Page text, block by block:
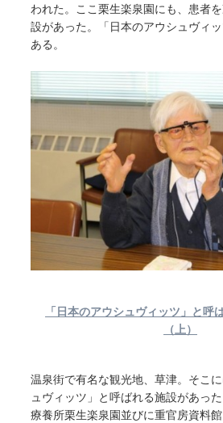
われた。ここ栗生楽泉園にも、患者
設があった。「日本のアウシュヴィ
ある。
「日本のアウシュヴィッツ」と
（上）
温泉街で有名な観光地、草津。そこ
ュヴィッツ」と呼ばれる施設があっ
療養所栗生楽泉園並びに重官房資料